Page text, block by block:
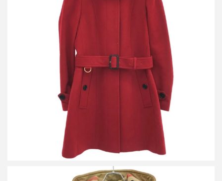
バーバリーロンドン ウールカシミヤステンカラーベルテッドコー
買取金額16,800円
詳しく見る